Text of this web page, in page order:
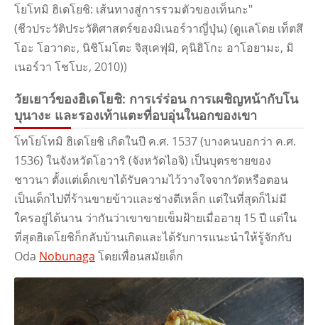
โยโทมิ ฮิเดโยชิ: เส้นทางสู่การรวมตัวของเท็นกะ"
(ชีวประวัติประวัติศาสตร์ของมิเนอร์วาญี่ปุ่น) (ดูแลโดย เท็ตสึ
โอะ โอวาดะ, นิชิโมโตะ จิสุเคฟุมิ, คุนิฮิโกะ อาโอยามะ, มิ
เนอร์วา โชโบะ, 2010))
วัยเยาว์ของฮิเดโยชิ: การเร่ร่อน การเผชิญหน้ากับโน
บุนางะ และรองเท้าแตะที่อบอุ่นในอกของเขา
โทโยโทมิ ฮิเดโยชิ เกิดในปี ค.ศ. 1537 (บางคนบอกว่า ค.ศ.
1536) ในจังหวัดโอวาริ (จังหวัดไอจิ) เป็นบุตรชายของ
ชาวนา ตั้งแต่เด็กเขาได้รับความไว้วางใจจากวัดหรือตอน
เป็นเด็กไปที่ร้านขายข้าวและช่างตีเหล็ก แต่ในที่สุดก็ไม่มี
ใครอยู่ได้นาน ว่ากันว่าเขาขายเข็มฝ้ายเมื่ออายุ 15 ปี แต่ใน
ที่สุดฮิเดโยชิก็กลับบ้านเกิดและได้รับการแนะนําให้รู้จักกับ
Oda Nobunaga โดยเพื่อนสมัยเด็ก